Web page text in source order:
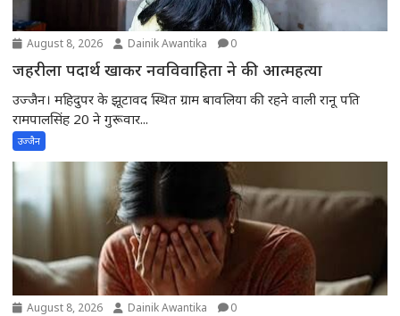
August 8, 2026 Dainik Awantika 0
जहरीला पदार्थ खाकर नवविवाहिता ने की आत्महत्या
उज्जैन। महिदुपर के झूटावद स्थित ग्राम बावलिया की रहने वाली रानू पति
रामपालसिंह 20 ने गुरूवार...
उज्जैन
August 8, 2026 Dainik Awantika 0